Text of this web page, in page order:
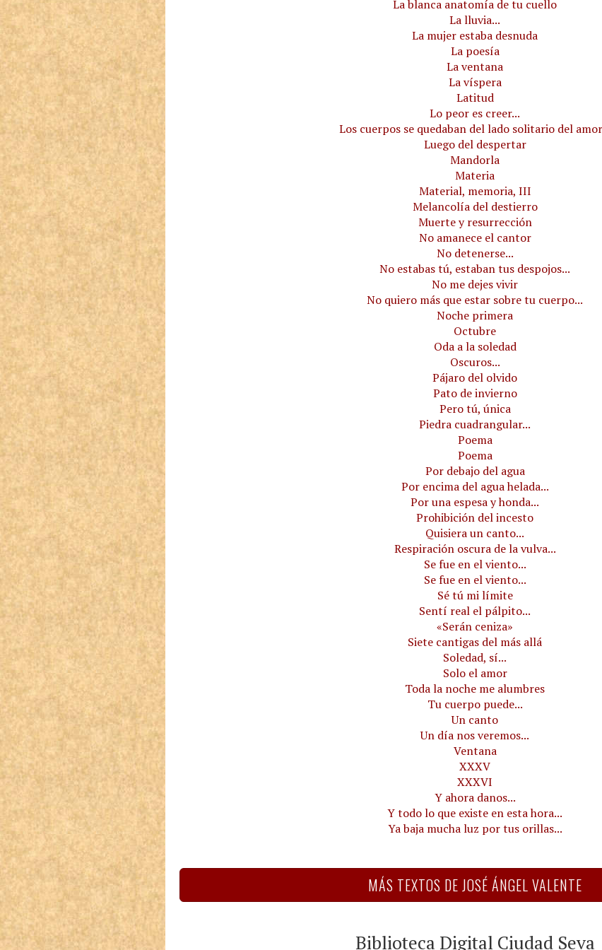
La blanca anatomía de tu cuello
La lluvia...
La mujer estaba desnuda
La poesía
La ventana
La víspera
Latitud
Lo peor es creer...
Los cuerpos se quedaban del lado solitario del
Luego del despertar
Mandorla
Materia
Material, memoria, III
Melancolía del destierro
Muerte y resurrección
No amanece el cantor
No detenerse...
No estabas tú, estaban tus despojos...
No me dejes vivir
No quiero más que estar sobre tu cuerpo...
Noche primera
Octubre
Oda a la soledad
Oscuros...
Pájaro del olvido
Pato de invierno
Pero tú, única
Piedra cuadrangular...
Poema
Poema
Por debajo del agua
Por encima del agua helada...
Por una espesa y honda...
Prohibición del incesto
Quisiera un canto...
Respiración oscura de la vulva...
Se fue en el viento...
Se fue en el viento...
Sé tú mi límite
Sentí real el pálpito...
«Serán ceniza»
Siete cantigas del más allá
Soledad, sí...
Solo el amor
Toda la noche me alumbres
Tu cuerpo puede...
Un canto
Un día nos veremos...
Ventana
XXXV
XXXVI
Y ahora danos...
Y todo lo que existe en esta hora...
Ya baja mucha luz por tus orillas...
MÁS TEXTOS DE JOSÉ ÁNGEL VALENTE
Biblioteca Digital Ciudad Seva